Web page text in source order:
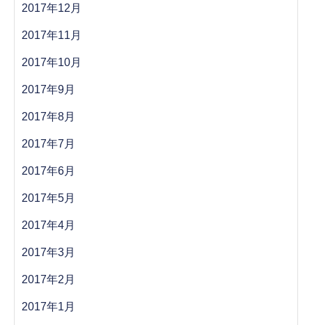
2017年12月
2017年11月
2017年10月
2017年9月
2017年8月
2017年7月
2017年6月
2017年5月
2017年4月
2017年3月
2017年2月
2017年1月